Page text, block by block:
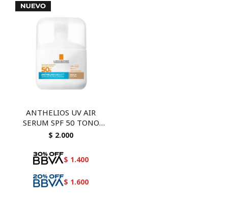
ANTHELIOS UV AIR
SERUM SPF 50 TONO
MEDIO 50 ML
$ 2.000
$ 1.400
$ 1.600